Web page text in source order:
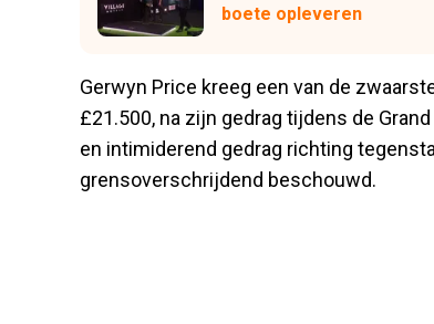
boete opleveren
Gerwyn Price kreeg een van de
£21.500, na zijn gedrag tijdens de
en intimiderend gedrag richting
grensoverschrijdend beschouwd.